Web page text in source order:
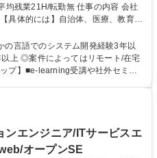
転勤無 仕事の内容 会社
具体的には】自治体、医療、教育等
補としてシステム開発に従事して
C#等） 【入社後】経験
受けていただいたり、トレーナーや
援する体制が整っています。研修
負担が一人に偏らないようローテ
均残業21H/転勤無
の言語でのシステム開発経験3年以
上 ◎案件によってはリモート/在宅
るプログラムを用意しています。
とりひとりのキャリア計画を研修
エンジニア/ITサービスエ
オープンSE